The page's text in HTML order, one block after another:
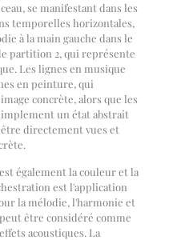
se manifestant dans les
temporelles horizontales,
à la main gauche dans le
partition 2, qui représente
Les lignes en musique
en peinture, qui
concrète, alors que les
un état abstrait
directement vues et
également la couleur et la
est l'application
la mélodie, l'harmonie et
être considéré comme
acoustiques. La